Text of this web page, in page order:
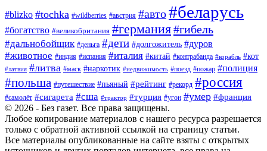
#blizko #tochka #wildberries #австрия #авто#беларусь
#богатство #великобритания #германия#гибель
#дальнобойщик #деньга #дети #долгожитель #дуров
#животное #индия #испания #италия #китай #контрабанда #корабль #кот
#латвия #литва #маск #наркотик #недвижимость #поезд #пожар #полиция
#польша #путешествие #пьяный #рейтинг #рекорд #россия
#самолёт #сигарета #сша #трактор #турция #угон #умер #франция
© 2026 - Без газет. Все права защищены.
Любое копирование материалов с нашего ресурса разрешается
только с обратной активной ссылкой на страницу статьи.
Все материалы опубликованные на сайте взяты с открытых